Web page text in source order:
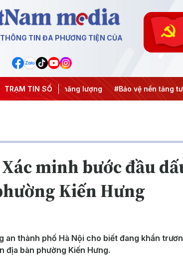
TIN ĐA PHƯƠNG TIỆN CỦA
TRẠM TIN SỐ
#An ninh năng lượng #Bảo vệ nền tảng tư
minh bước đầu
Kiến Hưng
an thành phố Hà Nội cho biết đang khẩn
địa bàn phường Kiến Hưng.